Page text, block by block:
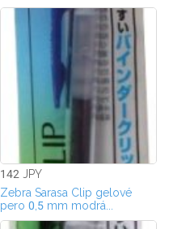
142 JPY
Zebra Sarasa Clip gelové
pero 0,5 mm modrá...